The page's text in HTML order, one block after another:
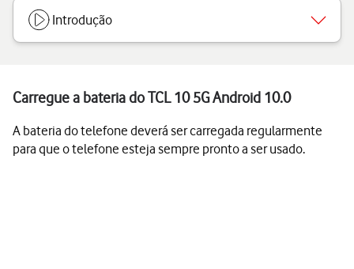
Introdução
Carregue a bateria do TCL 10 5G Android 10.0
A bateria do telefone deverá ser carregada regularmente
para que o telefone esteja sempre pronto a ser usado.